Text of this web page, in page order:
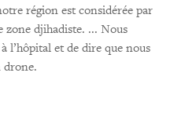
région est considérée par
zone djihadiste. ... Nous
l’hôpital et de dire que nous
drone.